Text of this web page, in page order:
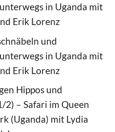
in Uganda mit
Erik Lorenz
und
in Uganda mit
Erik Lorenz
Hippos und
2) – Safari im Queen
(Uganda) mit Lydia